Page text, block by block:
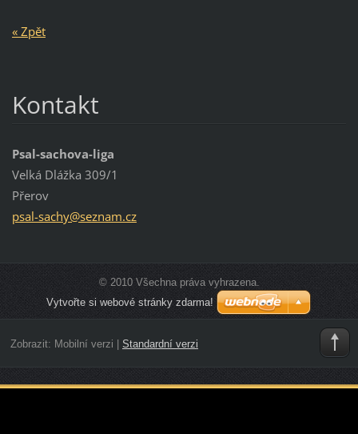
« Zpět
Kontakt
Psal-sachova-liga
Velká Dlážka 309/1
Přerov
psal-sachy@seznam.cz
© 2010 Všechna práva vyhrazena.
Vytvořte si webové stránky zdarma!
Zobrazit: Mobilní verzi Standardní verzi